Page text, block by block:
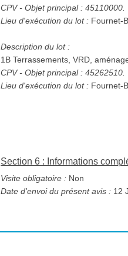
CPV- Objet principal : 45110000.
Lieu d'exécution du lot : Fournet-
Description du lot :
1B Terrassements, VRD,
CPV- Objet principal : 45262510.
Lieu d'exécution du lot : Fournet-
Section 6 : Informations
Visite obligatoire : Non
Date d'envoi du présent avis : 12